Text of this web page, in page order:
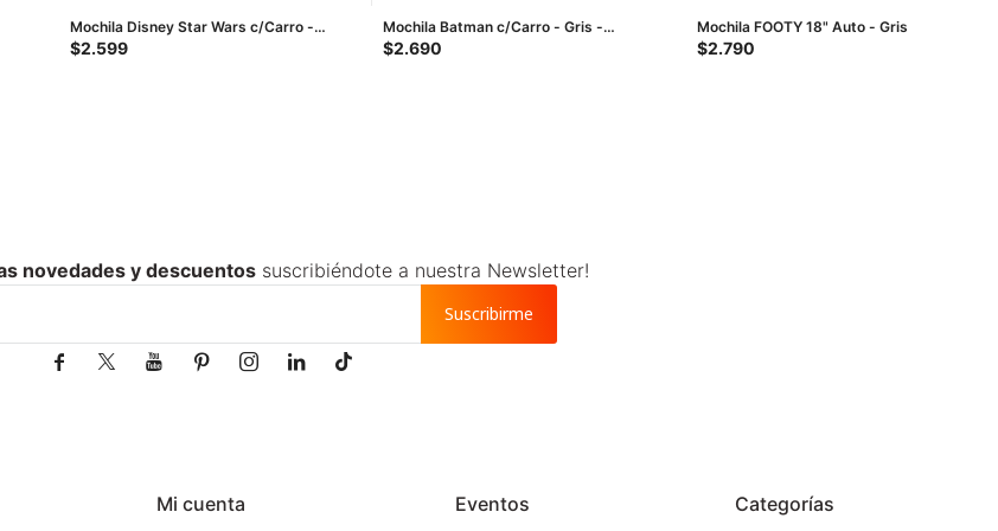
Mochila Disney Star Wars c/Carro -
Gris - Multicolor
$2.599
Mochila Batman c/Carro - Gris -
Amarillo - Azul
$2.690
Mochila FOOTY 18" Auto - Gris
$2.790
Mi cuenta Eventos Categorías
novedades y descuentossuscribiéndote a nuestra Newsletter!
Suscribirme
      